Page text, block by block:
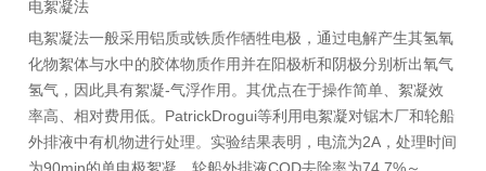
电絮凝法
电絮凝法一般采用铝质或铁质作牺牲电极，通过电解产生其氢氧
化物絮体与水中的胶体物质作用并在阳极析和阴极分别析出氧气
氢气，因此具有絮凝-气浮作用。其优点在于操作简单、絮凝效
率高、相对费用低。PatrickDrogui等利用电絮凝对锯木厂和轮船
外排液中有机物进行处理。实验结果表明，电流为2A，处理时间